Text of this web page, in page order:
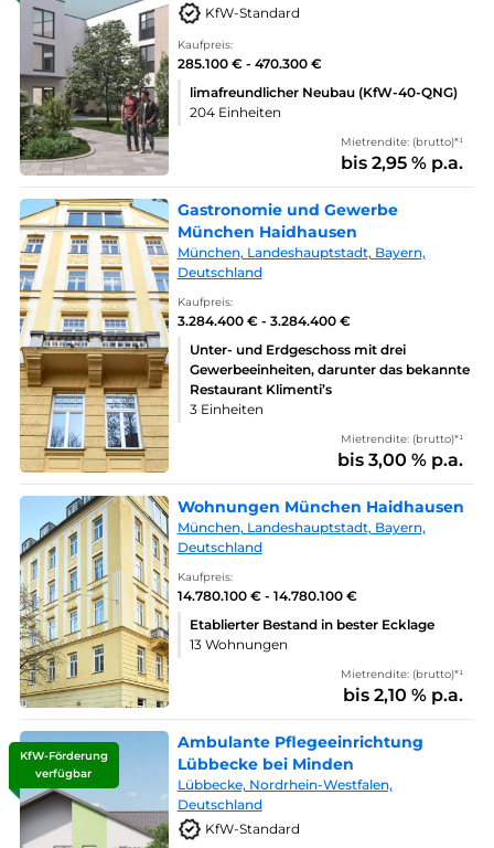
KfW-Standard
Kaufpreis:
285.100 € - 470.300 €
limafreundlicher Neubau (KfW-40-QNG)
204 Einheiten
Mietrendite: (brutto)*¹
bis 2,95 % p.a.
Gastronomie und Gewerbe
München Haidhausen
München, Landeshauptstadt, Bayern,
Deutschland
Kaufpreis:
3.284.400 € - 3.284.400 €
Unter- und Erdgeschoss mit drei
Gewerbeeinheiten, darunter das bekannte
Restaurant Klimenti’s
3 Einheiten
Mietrendite: (brutto)*¹
bis 3,00 % p.a.
Wohnungen München Haidhausen
München, Landeshauptstadt, Bayern,
Deutschland
Kaufpreis:
14.780.100 € - 14.780.100 €
Etablierter Bestand in bester Ecklage
13 Wohnungen
Mietrendite: (brutto)*¹
bis 2,10 % p.a.
KfW-Förderung
verfügbar
Ambulante Pflegeeinrichtung
Lübbecke bei Minden
Lübbecke, Nordrhein-Westfalen,
Deutschland
KfW-Standard